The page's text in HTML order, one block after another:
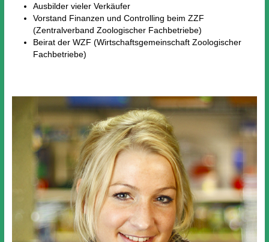
Ausbilder vieler Verkäufer
Vorstand Finanzen und Controlling beim ZZF
(Zentralverband Zoologischer Fachbetriebe)
Beirat der WZF (Wirtschaftsgemeinschaft Zoologischer
Fachbetriebe)